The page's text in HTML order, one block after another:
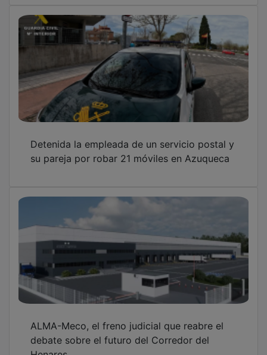
su pareja por robar 21 móviles en Azuqueca
debate sobre el futuro del Corredor del
Henares